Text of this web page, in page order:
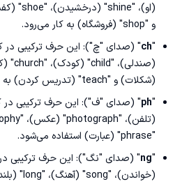
و "shop" (فروشگاه) به کار می‌رود.
"
ch
(شکلات) و "teach" (تدریس کردن) به کار می‌رود.
"
ph
"phrase" (عبارت) استفاده می‌شود.
"
ng